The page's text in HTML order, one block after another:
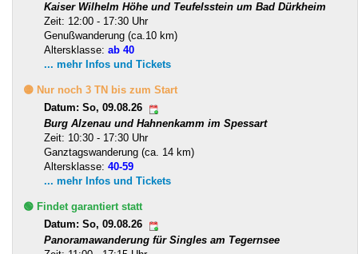
Kaiser Wilhelm Höhe und Teufelsstein um Bad Dürkheim
Zeit: 12:00 - 17:30 Uhr
Genußwanderung (ca.10 km)
Altersklasse: ab 40
... mehr Infos und Tickets
🟡 Nur noch 3 TN bis zum Start
Datum: So, 09.08.26
Burg Alzenau und Hahnenkamm im Spessart
Zeit: 10:30 - 17:30 Uhr
Ganztagswanderung (ca. 14 km)
Altersklasse: 40-59
... mehr Infos und Tickets
🟢 Findet garantiert statt
Datum: So, 09.08.26
Panoramawanderung für Singles am Tegernsee